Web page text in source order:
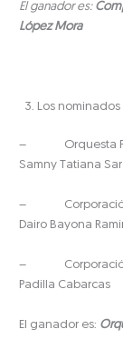
El ganador es:
López Mora
Los
– Orquesta
Samny Tatiana
– Corporación
Dairo Bayona
– Corporación
Padilla Cabarcas
El ganador es: